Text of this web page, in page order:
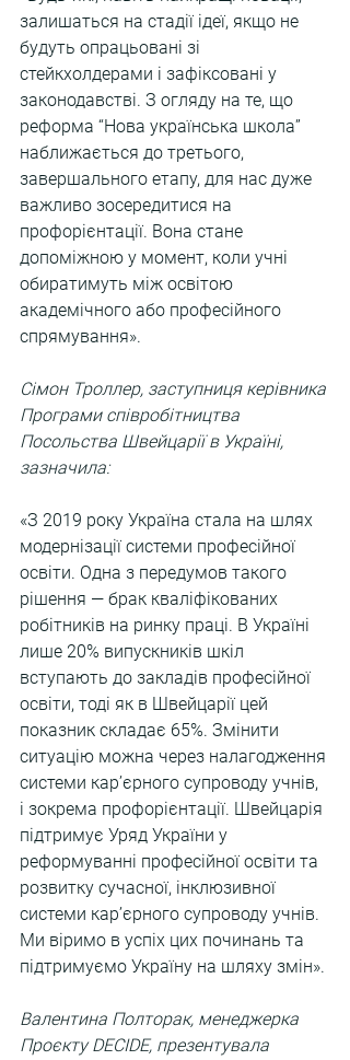
залишаться на стадії ідеї, якщо не
будуть опрацьовані зі
стейкхолдерами і зафіксовані у
законодавстві. З огляду на те, що
реформа “Нова українська школа”
наближається до третього,
завершального етапу, для нас дуже
важливо зосередитися на
профорієнтації. Вона стане
допоміжною у момент, коли учні
обиратимуть між освітою
академічного або професійного
спрямування».
Сімон Троллер, заступниця керівника
Програми співробітництва
Посольства Швейцарії в Україні,
зазначила:
«З 2019 року Україна стала на шлях
модернізації системи професійної
освіти. Одна з передумов такого
рішення — брак кваліфікованих
робітників на ринку праці. В Україні
лише 20% випускників шкіл
вступають до закладів професійної
освіти, тоді як в Швейцарії цей
показник складає 65%. Змінити
ситуацію можна через налагодження
системи карʼєрного супроводу учнів,
і зокрема профорієнтації. Швейцарія
підтримує Уряд України у
реформуванні професійної освіти та
розвитку сучасної, інклюзивної
системи карʼєрного супроводу учнів.
Ми віримо в успіх цих починань та
підтримуємо Україну на шляху змін».
Валентина Полторак, менеджерка
Проєкту DECIDE, презентувала